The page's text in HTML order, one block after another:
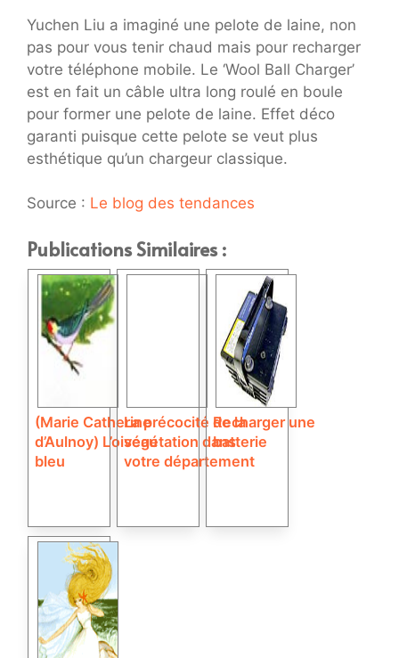
Yuchen Liu a imaginé une pelote de laine, non
pas pour vous tenir chaud mais pour recharger
votre téléphone mobile. Le ‘Wool Ball Charger’
est en fait un câble ultra long roulé en boule
pour former une pelote de laine. Effet déco
garanti puisque cette pelote se veut plus
esthétique qu’un chargeur classique.
Source : Le blog des tendances
Publications Similaires :
(Marie Catherine
d’Aulnoy) L’oiseau
bleu
La précocité de la
végétation dans
votre département
Recharger une
batterie